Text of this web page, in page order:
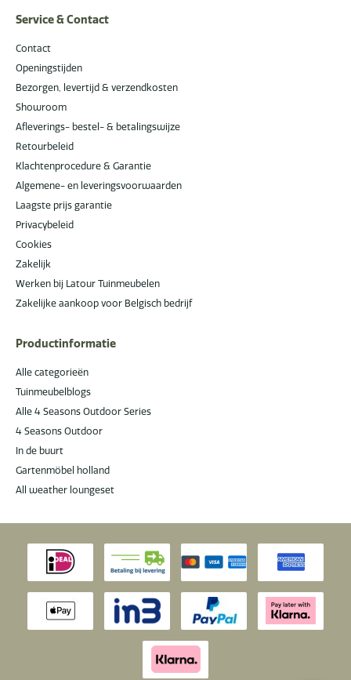
Service & Contact
Contact
Openingstijden
Bezorgen, levertijd & verzendkosten
Showroom
Afleverings- bestel- & betalingswijze
Retourbeleid
Klachtenprocedure & Garantie
Algemene- en leveringsvoorwaarden
Laagste prijs garantie
Privacybeleid
Cookies
Zakelijk
Werken bij Latour Tuinmeubelen
Zakelijke aankoop voor Belgisch bedrijf
Productinformatie
Alle categorieën
Tuinmeubelblogs
Alle 4 Seasons Outdoor Series
4 Seasons Outdoor
In de buurt
Gartenmöbel holland
All weather loungeset